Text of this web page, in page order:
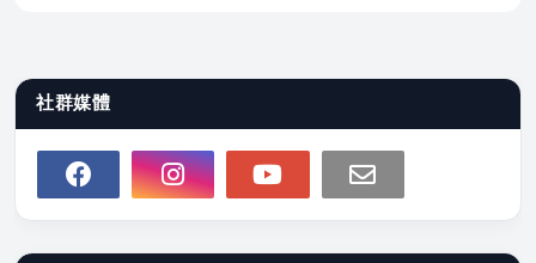
社群媒體